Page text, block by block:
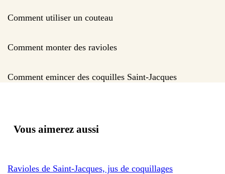
Comment utiliser un couteau
Comment monter des ravioles
Comment emincer des coquilles Saint-Jacques
Vous aimerez aussi
Ravioles de Saint-Jacques, jus de coquillages